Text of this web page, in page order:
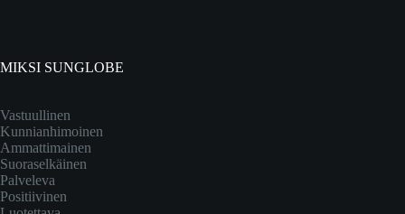
MIKSI SUNGLOBE
Vastuullinen
Kunnianhimoinen
Ammattimainen
Suoraselkäinen
Palveleva
Positiivinen